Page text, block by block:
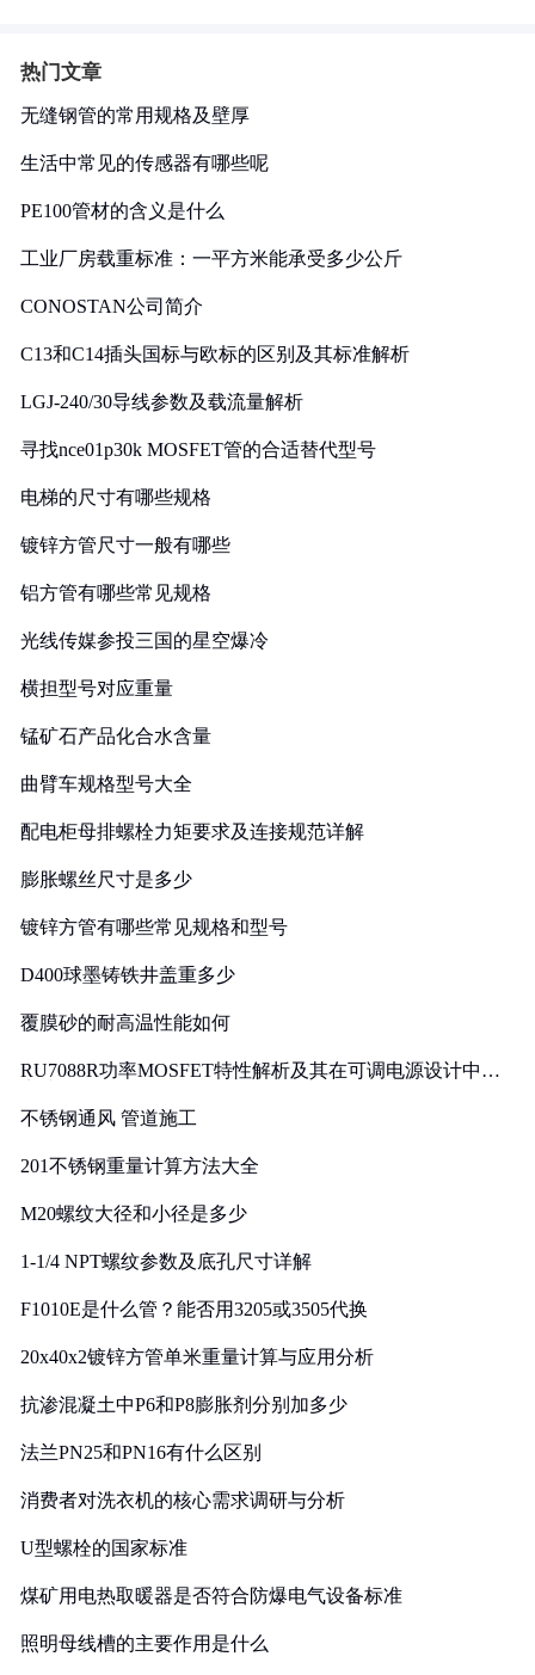
热门文章
无缝钢管的常用规格及壁厚
生活中常见的传感器有哪些呢
PE100管材的含义是什么
工业厂房载重标准：一平方米能承受多少公斤
CONOSTAN公司简介
C13和C14插头国标与欧标的区别及其标准解析
LGJ-240/30导线参数及载流量解析
寻找nce01p30k MOSFET管的合适替代型号
电梯的尺寸有哪些规格
镀锌方管尺寸一般有哪些
铝方管有哪些常见规格
光线传媒参投三国的星空爆冷
横担型号对应重量
锰矿石产品化合水含量
曲臂车规格型号大全
配电柜母排螺栓力矩要求及连接规范详解
膨胀螺丝尺寸是多少
镀锌方管有哪些常见规格和型号
D400球墨铸铁井盖重多少
覆膜砂的耐高温性能如何
RU7088R功率MOSFET特性解析及其在可调电源设计中的
不锈钢通风 管道施工
201不锈钢重量计算方法大全
M20螺纹大径和小径是多少
1-1/4 NPT螺纹参数及底孔尺寸详解
F1010E是什么管？能否用3205或3505代换
20x40x2镀锌方管单米重量计算与应用分析
抗渗混凝土中P6和P8膨胀剂分别加多少
法兰PN25和PN16有什么区别
消费者对洗衣机的核心需求调研与分析
U型螺栓的国家标准
煤矿用电热取暖器是否符合防爆电气设备标准
照明母线槽的主要作用是什么